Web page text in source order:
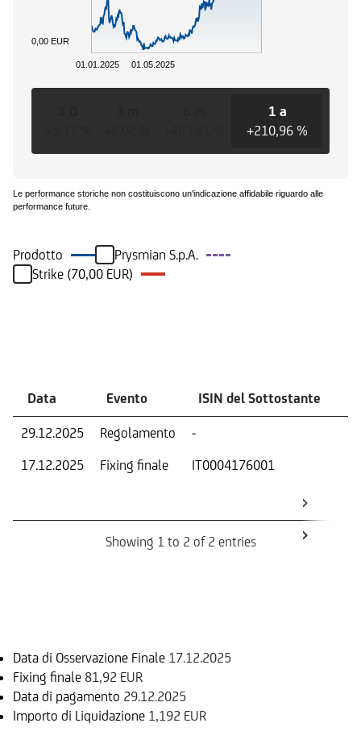
01.01.2025 01.05.2025
0,00 EUR
1 a
+210,96 %
Le performance storiche non costituiscono un'indicazione affidabile riguardo alle
performance future.
Prodotto
Prysmian S.p.A.
Strike (70,00 EUR)
Data Evento ISIN del Sottostante
29.12.2025 Regolamento -
17.12.2025
Fixing finale IT0004176001
Showing 1 to 2 of 2 entries
Data di Osservazione Finale 17.12.2025
Fixing finale 81,92 EUR
Data di pagamento 29.12.2025
Importo di Liquidazione 1,192 EUR